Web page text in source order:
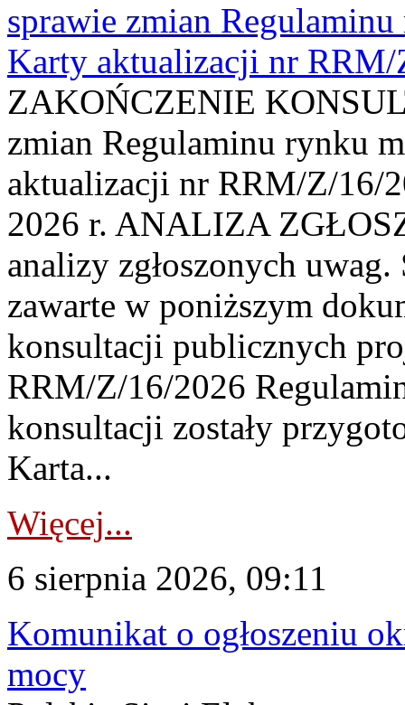
sprawie zmian
Karty aktualizacji nr
ZAKOŃCZENIE
zmian Regulaminu rynku
aktualizacji nr RRM/Z/16/
2026 r. ANALIZA
analizy zgłoszonych
zawarte w poniższym
konsultacji publicznych
RRM/Z/16/2026
konsultacji zostały
Karta...
Więcej...
6 sierpnia 2026, 09:11
Komunikat o ogłoszeniu
mocy